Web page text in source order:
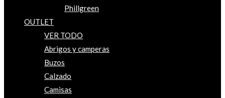
Phillgreen
OUTLET
VER TODO
Abrigos y camperas
Buzos
Calzado
Camisas